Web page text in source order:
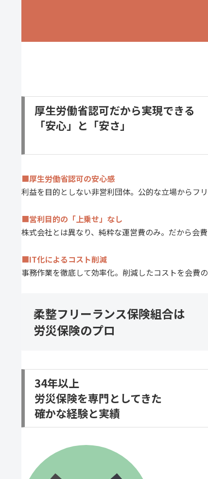
厚生労働省認可だから実現できる
「安心」と「安さ」
■厚生労働省認可の安心感
利益を目的としない非営利団体。公的な立場からフ
■営利目的の「上乗せ」なし
株式会社とは異なり、純粋な運営費のみ。だから会費
■IT化によるコスト削減
事務作業を徹底して効率化。削減したコストを会費
柔整フリーランス保険組合は
労災保険のプロ
34年以上
労災保険を専門としてきた
確かな経験と実績